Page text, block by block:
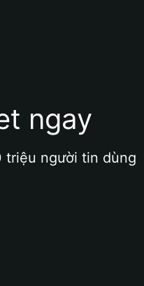
ngay
người tin dùng